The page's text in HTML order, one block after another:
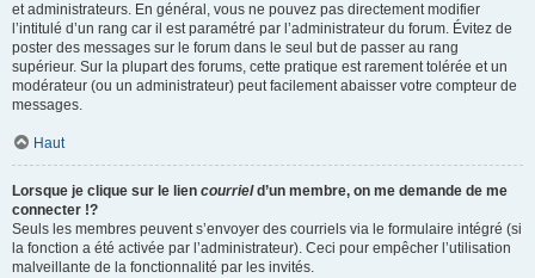
et administrateurs. En général, vous ne pouvez pas directement modifier
l’intitulé d’un rang car il est paramétré par l’administrateur du forum. Évitez de
poster des messages sur le forum dans le seul but de passer au rang
supérieur. Sur la plupart des forums, cette pratique est rarement tolérée et un
modérateur (ou un administrateur) peut facilement abaisser votre compteur de
messages.
Haut
Lorsque je clique sur le lien courrield’un membre, on me demande de me
connecter !?
Seuls les membres peuvent s’envoyer des courriels via le formulaire intégré (si
la fonction a été activée par l’administrateur). Ceci pour empêcher l’utilisation
malveillante de la fonctionnalité par les invités.